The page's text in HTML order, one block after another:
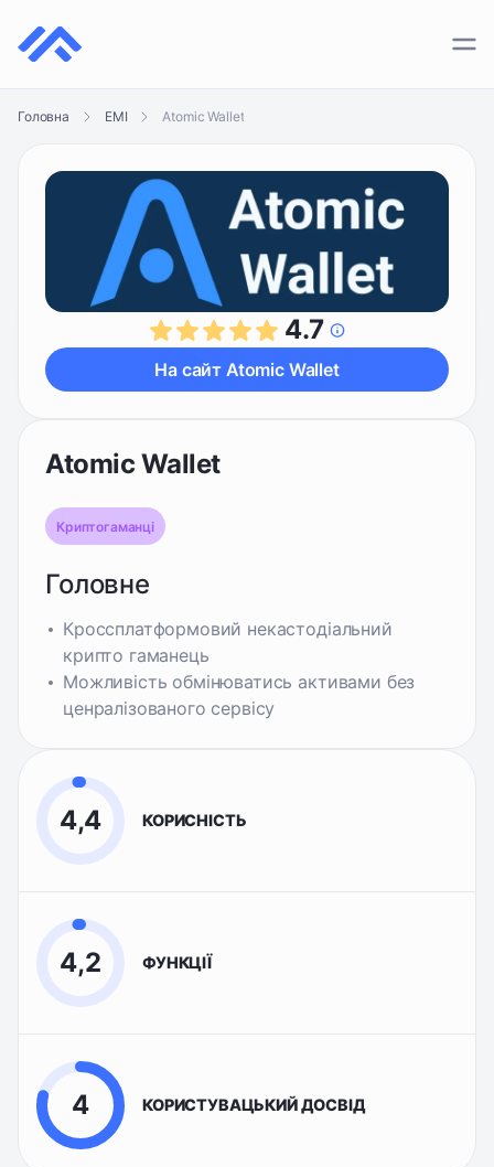
КРИПТОБІРЖІ
Головна EMI Atomic Wallet
4.7
На сайт Atomic Wallet
Atomic Wallet
Криптогаманці
Головне
Кроссплатформовий некастодіальний
крипто гаманець
Можливість обмінюватись активами без
ценралізованого сервісу
4,4 КОРИСНІСТЬ
4,2 ФУНКЦІЇ
4 КОРИСТУВАЦЬКИЙ ДОСВІД